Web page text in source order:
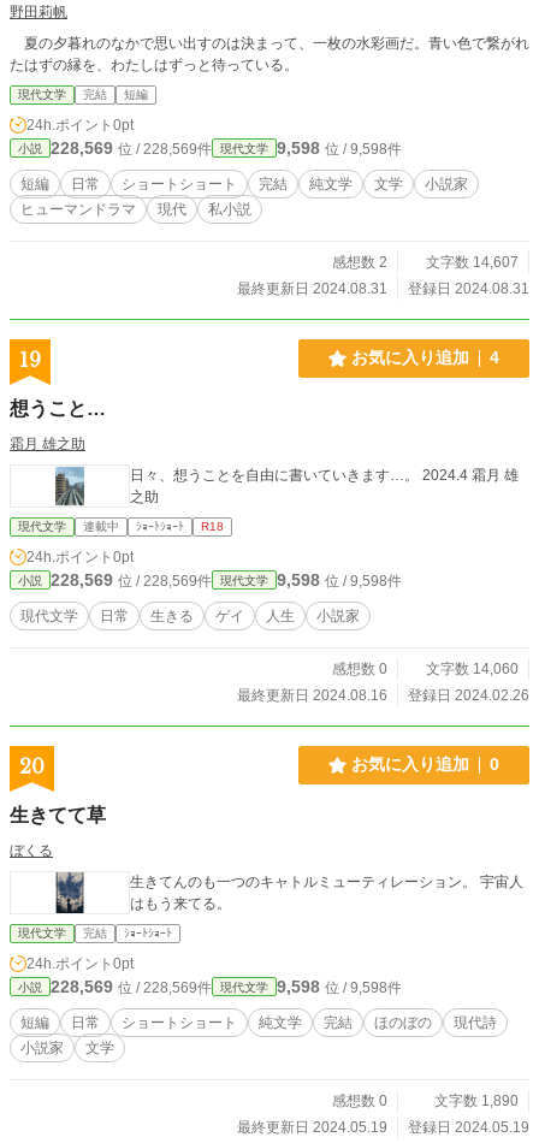
野田莉帆
夏の夕暮れのなかで思い出すのは決まって、一枚の水彩画だ。青い色で繋がれ
たはずの縁を、わたしはずっと待っている。
現代文学 完結 短編
24h.ポイント 0pt
小説 228,569 位 / 228,569件 現代文学 9,598 位 / 9,598件
短編 日常 ショートショート 完結 純文学 文学
小説家
ヒューマンドラマ
現代 私小説
感想数 2
文字数 14,607
最終更新日 2024.08.31
登録日 2024.08.31
19 お気に入り追加 4
想うこと…
霜月 雄之助
日々、想うことを自由に書いていきます…。 2024.4 霜月 雄
之助
現代文学 連載中 ｼｮｰﾄｼｮｰﾄ R18
24h.ポイント 0pt
小説 228,569 位 / 228,569件 現代文学 9,598 位 / 9,598件
現代文学 日常 生きる ゲイ 人生 小説家
感想数 0
文字数 14,060
最終更新日 2024.08.16
登録日 2024.02.26
20 お気に入り追加 0
生きてて草
ぼくる
生きてんのも一つのキャトルミューティレーション。 宇宙人
はもう来てる。
現代文学 完結 ｼｮｰﾄｼｮｰﾄ
24h.ポイント 0pt
小説 228,569 位 / 228,569件 現代文学 9,598 位 / 9,598件
短編 日常 ショートショート 純文学 完結 ほのぼの
現代詩
小説家
文学
感想数 0
文字数 1,890
最終更新日 2024.05.19
登録日 2024.05.19